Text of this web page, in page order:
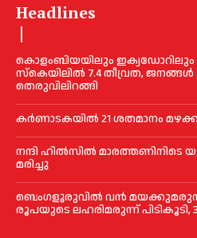
Headlines
കൊളംബിയയിലും ഇക്വഡോറിലും
സ്‌കെയിലില്‍ 7.4 തീവ്രത, ജനങ്ങൾ
തെരുവിലിറങ്ങി
കർണാടകയിൽ 21 ശതമാനം
നന്ദി ഹിൽസിൽ
മരിച്ചു
ബെംഗളൂരുവിൽ വന്‍ മയക്കുമരുന്നു
രൂപയുടെ ലഹരിമരുന്ന് പിടികൂടി,